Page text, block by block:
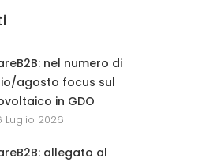
nel numero di
agosto focus sul
in GDO
Luglio 2026
allegato al